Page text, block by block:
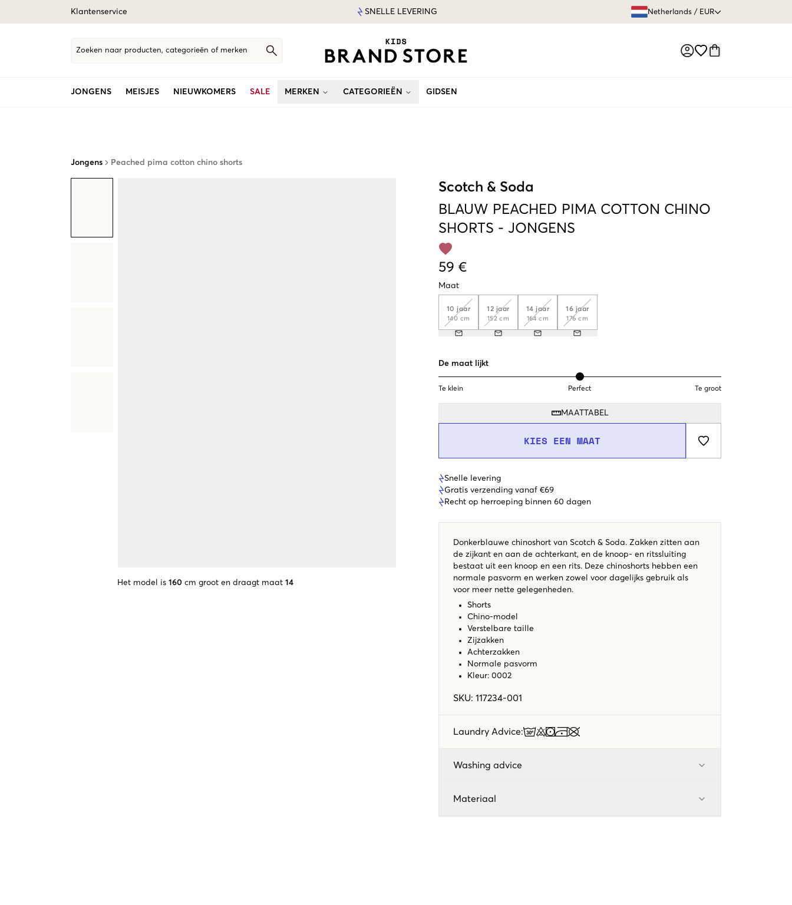
Klantenservice SNELLE LEVERING Netherlands / EUR
Zoeken naar producten, categorieën of merken
JONGENS MEISJES NIEUWKOMERS SALE MERKEN CATEGORIEËN GIDSEN
Jongens Peached pima cotton chino shorts
Het model is 160 cm groot en draagt maat 14
Scotch & Soda
BLAUW PEACHED PIMA COTTON CHINO
SHORTS - JONGENS
59 €
Maat
10 jaar
140 cm
12 jaar
152 cm
14 jaar
164 cm
16 jaar
176 cm
De maat lijkt
Te klein Perfect Te groot
MAATTABEL
KIES EEN MAAT
Snelle levering
Gratis verzending vanaf €69
Recht op herroeping binnen 60 dagen
Donkerblauwe chinoshort van Scotch & Soda. Zakken zitten aan
de zijkant en aan de achterkant, en de knoop- en ritssluiting
bestaat uit een knoop en een rits. Deze chinoshorts hebben een
normale pasvorm en werken zowel voor dagelijks gebruik als
voor meer nette gelegenheden.
Shorts
Chino-model
Verstelbare taille
Zijzakken
Achterzakken
Normale pasvorm
Kleur: 0002
SKU: 117234-001
Laundry Advice:
Washing advice
Materiaal